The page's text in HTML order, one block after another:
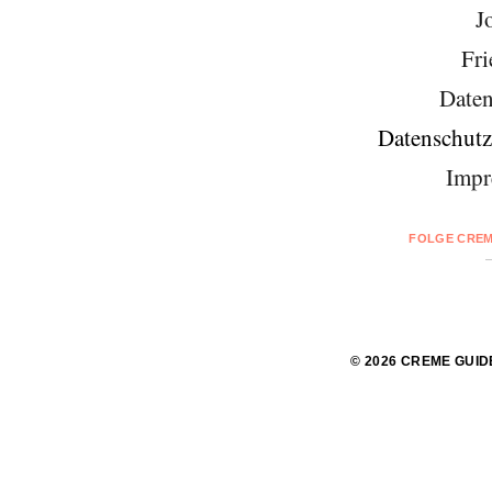
FOLGE
© 2026 CREME